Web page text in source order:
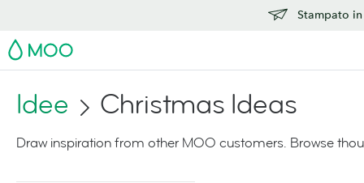
Stampato
MOO
Idee Christmas Ideas
Draw inspiration from other MOO customers. Browse